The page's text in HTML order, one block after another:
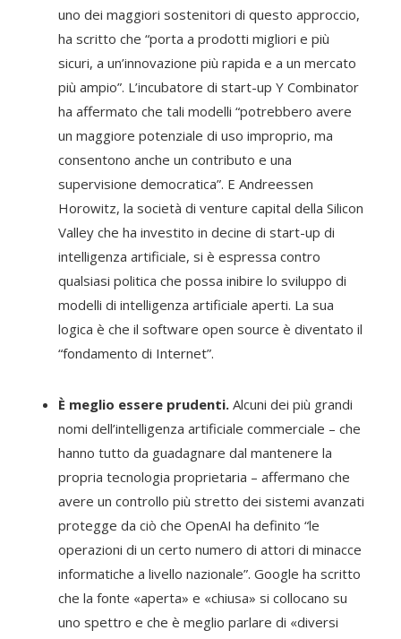
uno dei maggiori sostenitori di questo approccio,
ha scritto che “porta a prodotti migliori e più
sicuri, a un’innovazione più rapida e a un mercato
più ampio”. L’incubatore di start-up Y Combinator
ha affermato che tali modelli “potrebbero avere
un maggiore potenziale di uso improprio, ma
consentono anche un contributo e una
supervisione democratica”. E Andreessen
Horowitz, la società di venture capital della Silicon
Valley che ha investito in decine di start-up di
intelligenza artificiale, si è espressa contro
qualsiasi politica che possa inibire lo sviluppo di
modelli di intelligenza artificiale aperti. La sua
logica è che il software open source è diventato il
“fondamento di Internet”.
È meglio essere prudenti. Alcuni dei più grandi
nomi dell’intelligenza artificiale commerciale – che
hanno tutto da guadagnare dal mantenere la
propria tecnologia proprietaria – affermano che
avere un controllo più stretto dei sistemi avanzati
protegge da ciò che OpenAI ha definito “le
operazioni di un certo numero di attori di minacce
informatiche a livello nazionale”. Google ha scritto
che la fonte «aperta» e «chiusa» si collocano su
uno spettro e che è meglio parlare di «diversi